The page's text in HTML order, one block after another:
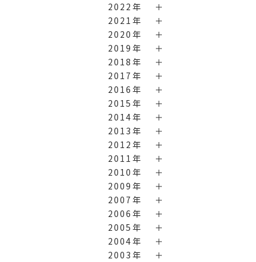
2022年
2021年
2020年
2019年
2018年
2017年
2016年
2015年
2014年
2013年
2012年
2011年
2010年
2009年
2007年
2006年
2005年
2004年
2003年